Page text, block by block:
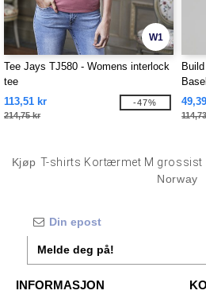
W1
Tee Jays TJ580 - Womens interlock
tee
113,51 kr
214,75 kr
-47%
Kjøp T-shirts Kortærmet M grossist
Norway
Melde deg på!
INFORMASJON